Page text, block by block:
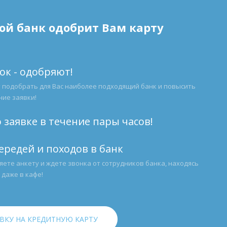
банк одобрит Вам карту
- одобряют!
подобрать для Вас наиболее подходящий банк и повысить
заявки!
в течение пары часов!
и походов в банк
анкету и ждете звонка от сотрудников банка, находясь
даже в кафе!
НА КРЕДИТНУЮ КАРТУ